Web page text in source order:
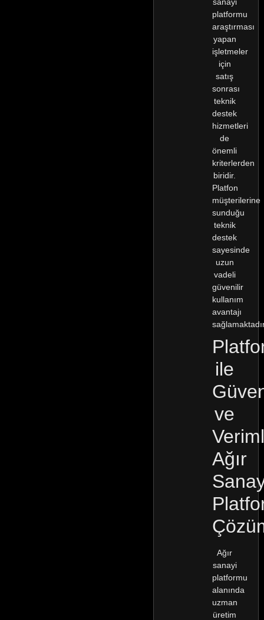
platformu
araştırması
yapan
işletmeler
için
satış
sonrası
teknik
destek
hizmetleri
de
önemli
kriterlerden
biridir.
Platfon
müşterilerine
sunduğu
teknik
destek
sayesinde
uzun
vadeli
güvenilir
kullanım
avantajı
ile
ve
Ağır
Ağır
sanayi
platformu
alanında
uzman
üretim